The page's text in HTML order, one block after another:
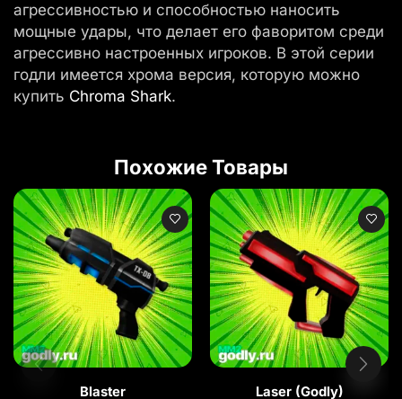
агрессивностью и способностью наносить
мощные удары, что делает его фаворитом среди
агрессивно настроенных игроков. В этой серии
годли имеется хрома версия, которую можно
купить Chroma Shark.
Похожие Товары
Blaster Laser (Godly)